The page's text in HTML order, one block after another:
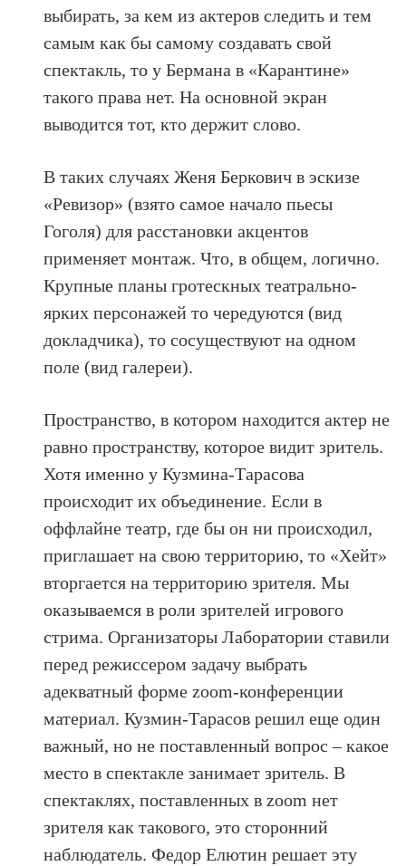
выбирать, за кем из актеров следить и тем
самым как бы самому создавать свой
спектакль, то у Бермана в «Карантине»
такого права нет. На основной экран
выводится тот, кто держит слово.
В таких случаях Женя Беркович в эскизе
«Ревизор» (взято самое начало пьесы
Гоголя) для расстановки акцентов
применяет монтаж. Что, в общем, логично.
Крупные планы гротескных театрально-
ярких персонажей то чередуются (вид
докладчика), то сосуществуют на одном
поле (вид галереи).
Пространство, в котором находится актер не
равно пространству, которое видит зритель.
Хотя именно у Кузмина-Тарасова
происходит их объединение. Если в
оффлайне театр, где бы он ни происходил,
приглашает на свою территорию, то «Хейт»
вторгается на территорию зрителя. Мы
оказываемся в роли зрителей игрового
стрима. Организаторы Лаборатории ставили
перед режиссером задачу выбрать
адекватный форме zoom-конференции
материал. Кузмин-Тарасов решил еще один
важный, но не поставленный вопрос – какое
место в спектакле занимает зритель. В
спектаклях, поставленных в zoom нет
зрителя как такового, это сторонний
наблюдатель. Федор Елютин решает эту